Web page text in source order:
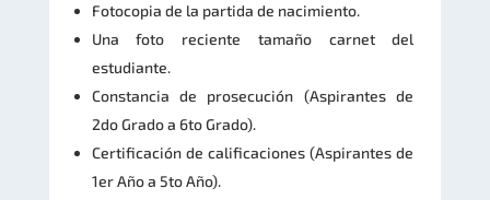
Fotocopia de la partida de nacimiento.
Una foto reciente tamaño carnet del
estudiante.
Constancia de prosecución (Aspirantes de
2do Grado a 6to Grado).
Certificación de calificaciones (Aspirantes de
1er Año a 5to Año).